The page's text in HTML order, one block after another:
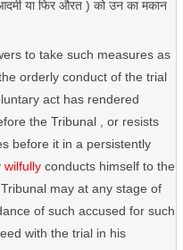
या फिर औरत ) को उन का मकान
to take such measures as
orderly conduct of the trial
act has rendered
the Tribunal , or resists
before it in a persistently
wilfully conducts himself to the
may at any stage of
of such accused for such
with the trial in his